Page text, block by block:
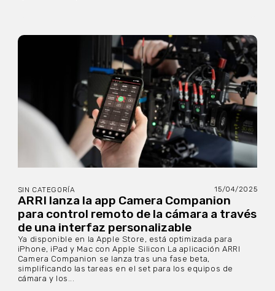
SIN CATEGORÍA 15/04/2025
ARRI lanza la app Camera Companion
para control remoto de la cámara a través
de una interfaz personalizable
Ya disponible en la Apple Store, está optimizada para
iPhone, iPad y Mac con Apple Silicon La aplicación ARRI
Camera Companion se lanza tras una fase beta,
simplificando las tareas en el set para los equipos de
cámara y los...